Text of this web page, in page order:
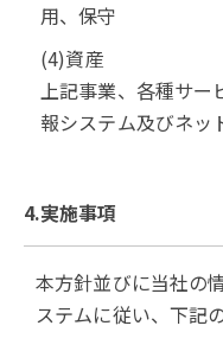
用、保守
(4)資産
上記事業、各種サ
報システム及びネッ
4.実施事項
本方針並びに当社の
ステムに従い、下記